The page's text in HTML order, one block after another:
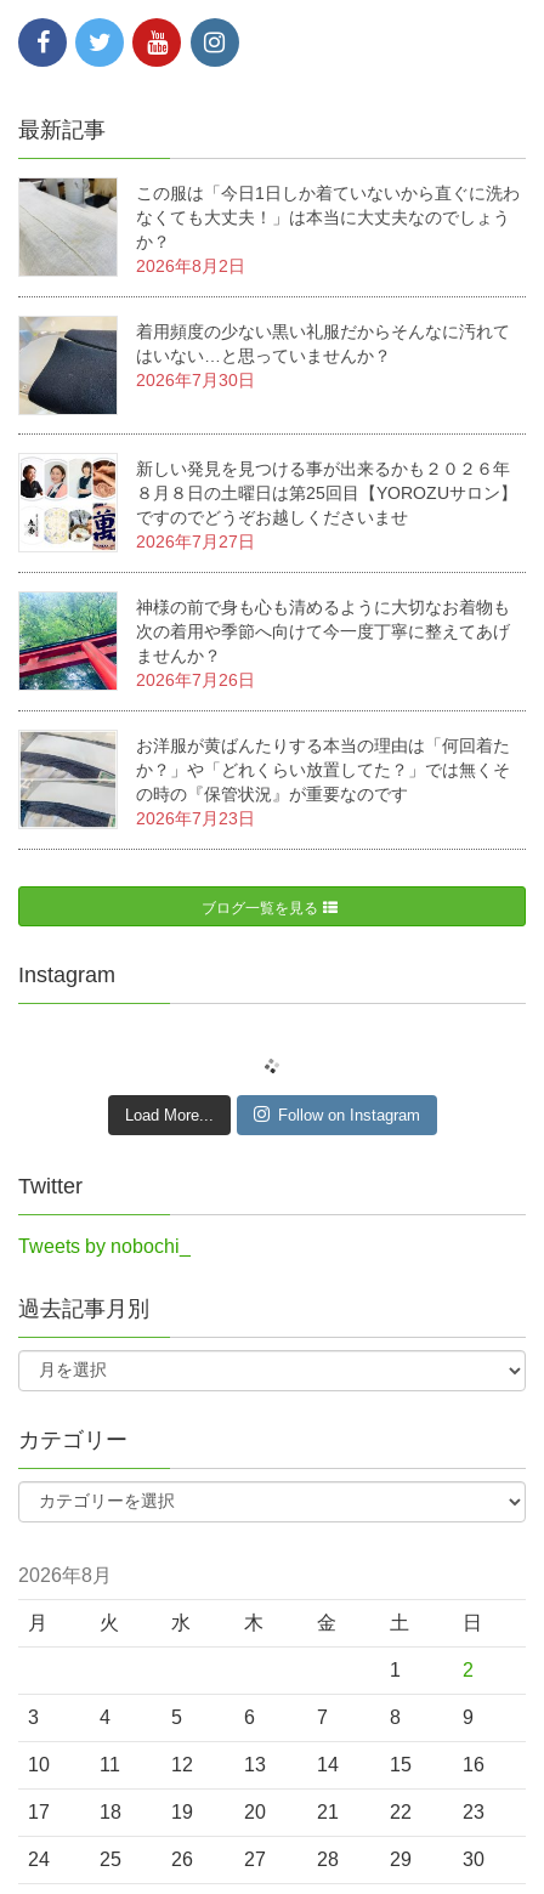
最新記事
この服は「今日1日しか着ていないから直ぐに洗わ
なくても大丈夫！」は本当に大丈夫なのでしょう
か？
2026年8月2日
着用頻度の少ない黒い礼服だからそんなに汚れて
はいない…と思っていませんか？
2026年7月30日
新しい発見を見つける事が出来るかも２０２６年
８月８日の土曜日は第25回目【YOROZUサロン】
ですのでどうぞお越しくださいませ
2026年7月27日
神様の前で身も心も清めるように大切なお着物も
次の着用や季節へ向けて今一度丁寧に整えてあげ
ませんか？
2026年7月26日
お洋服が黄ばんたりする本当の理由は「何回着た
か？」や「どれくらい放置してた？」では無くそ
の時の『保管状況』が重要なのです
2026年7月23日
ブログ一覧を見る
Instagram
Load More... Follow on Instagram
Twitter
Tweets by nobochi_
過去記事月別
カテゴリー
2026年8月
月 火 水 木 金 土 日
1 2
3 4 5 6 7 8 9
10 11 12 13 14 15 16
17 18 19 20 21 22 23
24 25 26 27 28 29 30